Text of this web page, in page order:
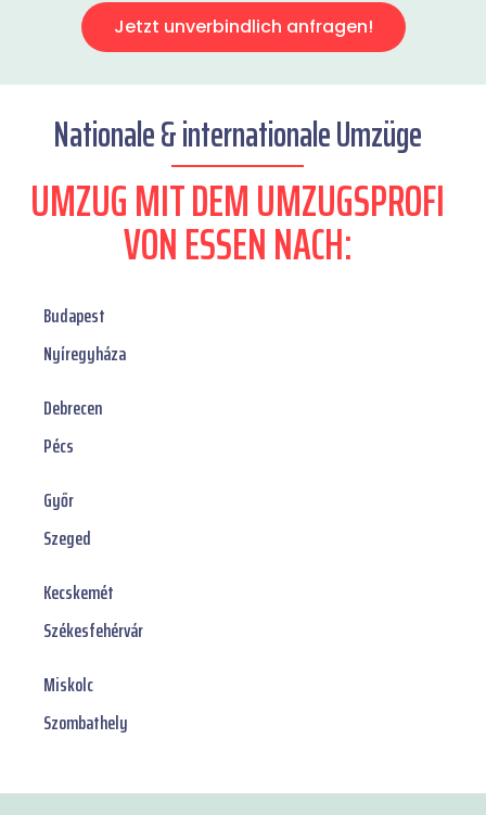
Jetzt unverbindlich anfragen!
Nationale & internationale Umzüge
UMZUG MIT DEM UMZUGSPROFI
VON ESSEN NACH:
Budapest
Nyíregyháza
Debrecen
Pécs
Győr
Szeged
Kecskemét
Székesfehérvár
Miskolc
Szombathely